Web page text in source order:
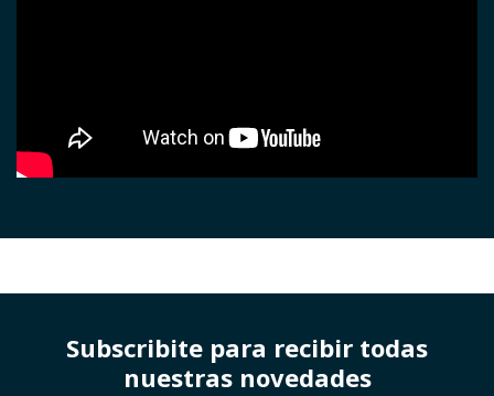
Subscribite para recibir todas
nuestras novedades